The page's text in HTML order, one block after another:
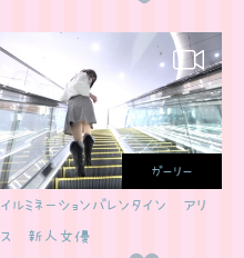
ガーリー
イルミネーションバレンタイン アリ
ス 新人女優